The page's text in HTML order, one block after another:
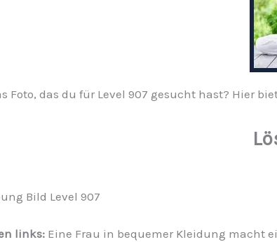
Foto, das du für Level 907 gesucht hast? Hier
Bild Level 907
links:Eine Frau in bequemer Kleidung macht